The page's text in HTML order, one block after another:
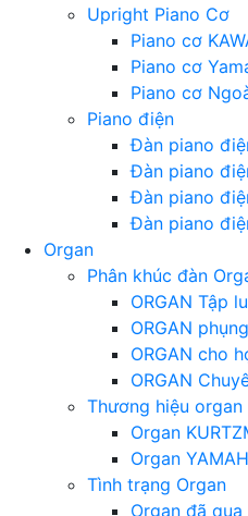
Upright Piano Cơ
Piano cơ
Piano cơ
Piano cơ
Piano điện
Đàn piano
Đàn piano
Đàn piano
Đàn piano
Organ
Phân khúc đàn
ORGAN Tập
ORGAN
ORGAN cho
ORGAN
Thương hiệu organ
Organ
Organ
Tình trạng Organ
Organ đã